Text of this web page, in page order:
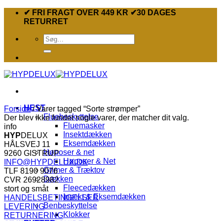
Fortsæt✔ FRI FRAGT OVER 449 KR ✔30 DAGES
RETURRET
Søg
efter:
HEST
Fluebeskyttelse
Fluemasker
Insektdækken
Eksemdækken
Høposer & net
Høposer & Net
Grimer & Træktov
Dækken
Fleecedækken
Insekt & Eksemdækken
Benbeskyttelse
Klokker
Forside /Varer tagged “Sorte strømper”
Der blev ikke fundet nogle varer, der matcher dit valg.
info
HYPDELUX
HÅLSVEJ 11
9260 GISTRUP
INFO@HYPDELUX.DK
TLF 8190 9076
CVR 26928982
stort og småt
HANDELSBETINGELSER
LEVERING
RETURNERING